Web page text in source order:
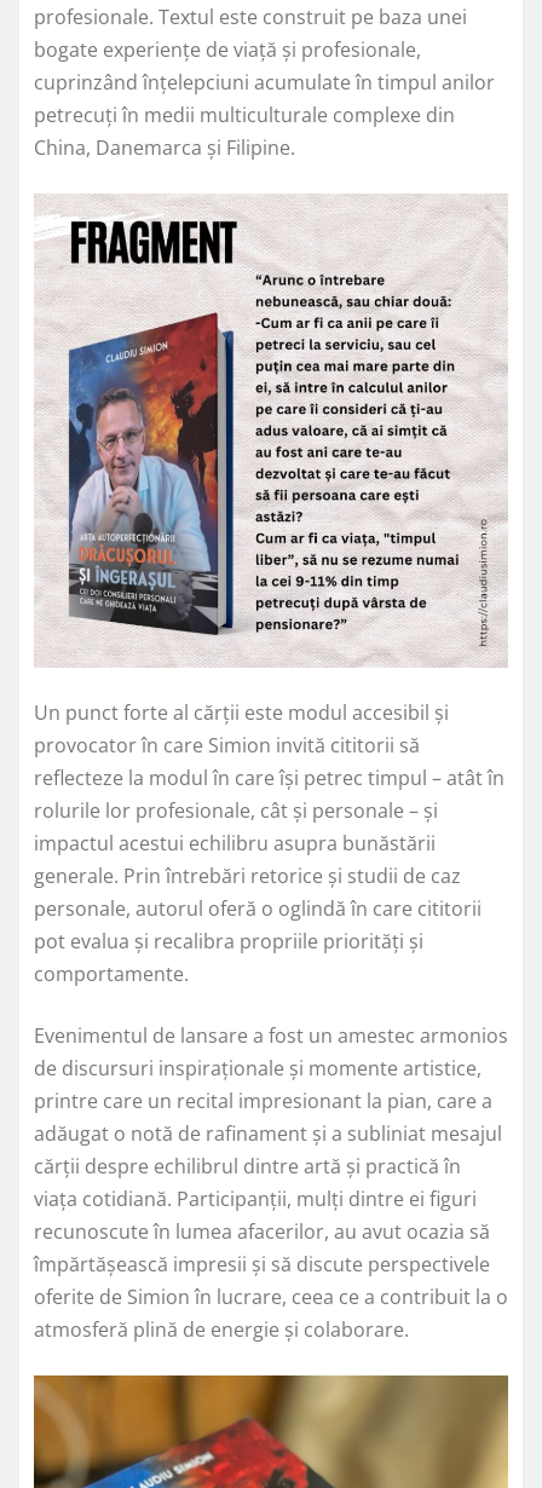
profesionale. Textul este construit pe baza unei
bogate experiențe de viață și profesionale,
cuprinzând înțelepciuni acumulate în timpul anilor
petrecuți în medii multiculturale complexe din
China, Danemarca și Filipine.
Un punct forte al cărții este modul accesibil și
provocator în care Simion invită cititorii să
reflecteze la modul în care își petrec timpul – atât în
rolurile lor profesionale, cât și personale – și
impactul acestui echilibru asupra bunăstării
generale. Prin întrebări retorice și studii de caz
personale, autorul oferă o oglindă în care cititorii
pot evalua și recalibra propriile priorități și
comportamente.
Evenimentul de lansare a fost un amestec armonios
de discursuri inspiraționale și momente artistice,
printre care un recital impresionant la pian, care a
adăugat o notă de rafinament și a subliniat mesajul
cărții despre echilibrul dintre artă și practică în
viața cotidiană. Participanții, mulți dintre ei figuri
recunoscute în lumea afacerilor, au avut ocazia să
împărtășească impresii și să discute perspectivele
oferite de Simion în lucrare, ceea ce a contribuit la o
atmosferă plină de energie și colaborare.